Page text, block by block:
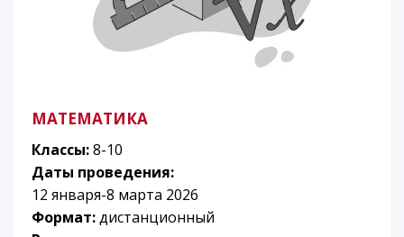
МАТЕМАТИКА
Классы:8-10
Даты проведения:
12 января-8 марта 2026
Формат:дистанционный